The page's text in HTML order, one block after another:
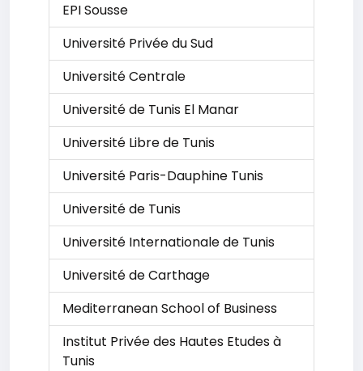
EPI Sousse
Université Privée du Sud
Université Centrale
Université de Tunis El Manar
Université Libre de Tunis
Université Paris-Dauphine Tunis
Université de Tunis
Université Internationale de Tunis
Université de Carthage
Mediterranean School of Business
Institut Privée des Hautes Etudes à
Tunis